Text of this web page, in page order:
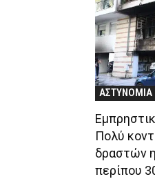
ΑΣΤΥΝΟΜΙΑ
Πολύ
δραστών
περίπου